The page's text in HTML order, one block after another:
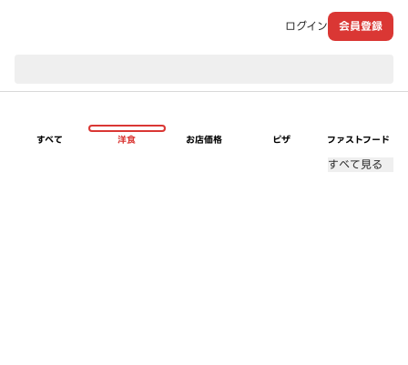
ログイン 会員登録
すべて 洋食 お店価格 ピザ ファストフード
すべて見る